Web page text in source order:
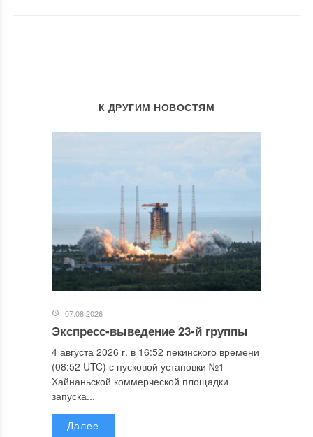
К ДРУГИМ НОВОСТЯМ
07.08.2026
Экспресс-выведение 23-й группы
4 августа 2026 г. в 16:52 пекинского времени
(08:52 UTC) с пусковой установки №1
Хайнаньской коммерческой площадки
запуска...
Далее